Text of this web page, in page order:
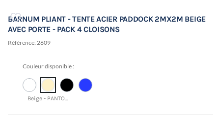
BARNUM PLIANT - TENTE ACIER PADDOCK 2MX2M BEIGE
AVEC PORTE - PACK 4 CLOISONS
Référence: 2609
Couleur disponible :
Beige - PANTONE 12-0717 TCX